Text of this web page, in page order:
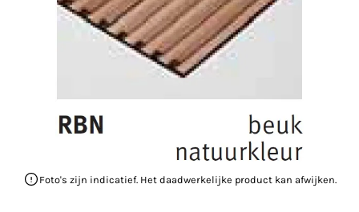
Foto's zijn indicatief. Het daadwerkelijke product kan afwijken.